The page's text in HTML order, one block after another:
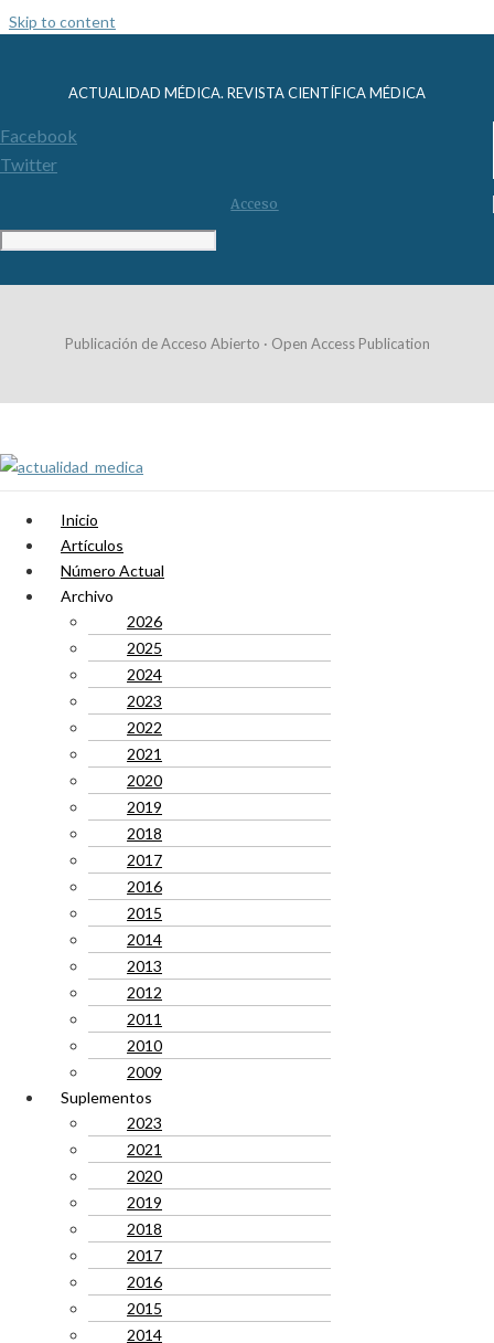
Skip to content
ACTUALIDAD MÉDICA. REVISTA CIENTÍFICA MÉDICA
Facebook
Twitter
Acceso
Publicación de Acceso Abierto · Open Access Publication
Inicio
Artículos
Número Actual
Archivo
2026
2025
2024
2023
2022
2021
2020
2019
2018
2017
2016
2015
2014
2013
2012
2011
2010
2009
Suplementos
2023
2021
2020
2019
2018
2017
2016
2015
2014